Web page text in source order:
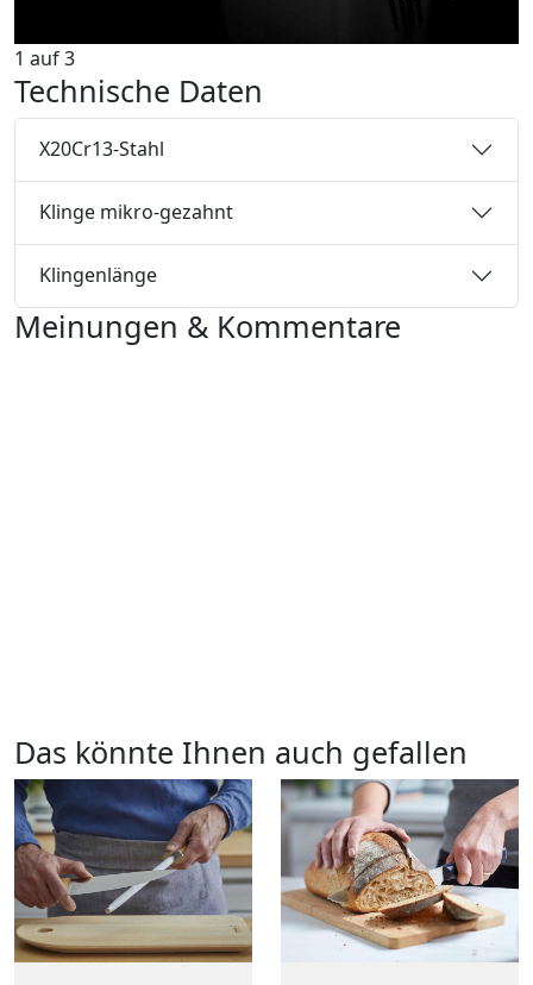
1 auf3
Technische Daten
X20Cr13-Stahl
Klinge mikro-gezahnt
Klingenlänge
Meinungen & Kommentare
Das könnte Ihnen auch gefallen